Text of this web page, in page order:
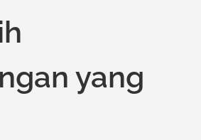
yang